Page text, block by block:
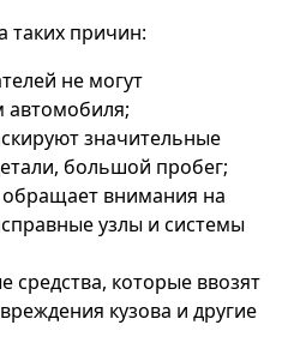
таких причин:
не могут
автомобиля;
значительные
большой пробег;
обращает внимания на
узлы и системы
средства, которые ввозят
кузова и другие